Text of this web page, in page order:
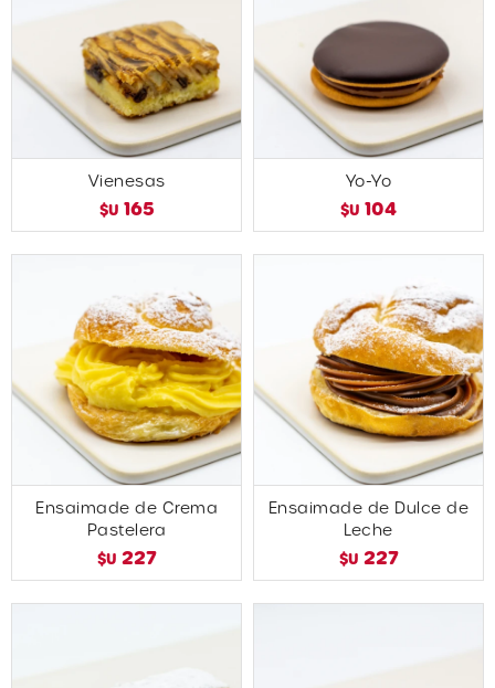
Vienesas
$U 165
Yo-Yo
$U 104
Ensaimade de Crema
Pastelera
$U 227
Ensaimade de Dulce de
Leche
$U 227